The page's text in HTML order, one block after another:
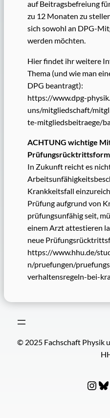
auf Beitragsbefreiung
zu 12 Monaten zu
sich sowohl an DPG-
werden möchten.
Hier findet ihr weitere
Thema (und wie man
DPG beantragt):
https://www.dpg-
uns/mitgliedschaft/
te-mitgliedsbeitraege/
ACHTUNG wichtige
In Zukunft reicht es
Krankkeitsfall
Prüfung aufgrund von
prüfungsunfähig seit,
einem Arzt attestieren
neue
https://www.hhu.de/
n/pruefungen/
verhaltensregeln-bei-
© 2025 Fachschaft Physik
Instagram Bluesky